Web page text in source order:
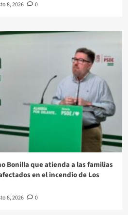
8, 2026 0
Bonilla que atienda a las familias
en el incendio de Los
8, 2026 0